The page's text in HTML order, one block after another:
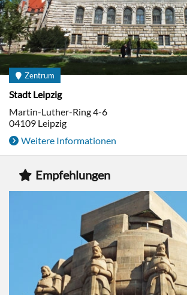
Zentrum
Stadt Leipzig
Martin-Luther-Ring 4-6
04109 Leipzig
Weitere Informationen
Empfehlungen